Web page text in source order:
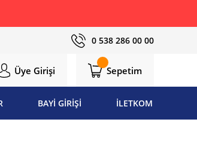
0 538 286 00 00
Üye Girişi Sepetim
BAYİ GİRİŞİ İLETKOM